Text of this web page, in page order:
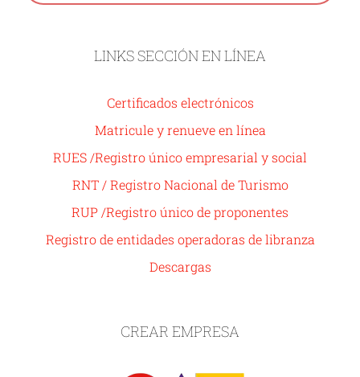
LINKS SECCIÓN EN LÍNEA
Certificados electrónicos
Matricule y renueve en línea
RUES /Registro único empresarial y social
RNT / Registro Nacional de Turismo
RUP /Registro único de proponentes
Registro de entidades operadoras de libranza
Descargas
CREAR EMPRESA